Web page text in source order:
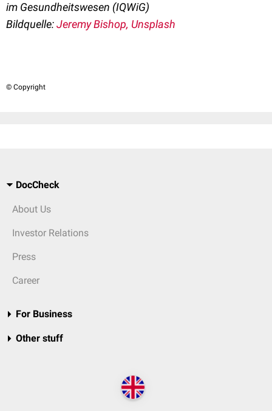
im Gesundheitswesen (IQWiG)
Bildquelle:Jeremy Bishop, Unsplash
© Copyright
DocCheck
About Us
Investor Relations
Press
Career
For Business
Other stuff